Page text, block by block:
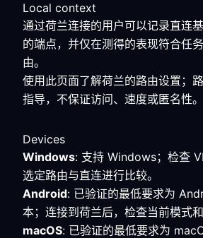
Local context
通过荷兰连接的用户可以记录直连
的端点，并仅在测得的表现符合任
由。
使用此页面了解荷兰的路由设置；
指导，不保证访问、速度或匿名性。
Devices
Windows: 支持 Windows；检查
选定路由与直连进行比较。
Android: 已验证的最低要求为
本；连接到荷兰后，检查当前模式和
macOS: 已验证的最低要求为